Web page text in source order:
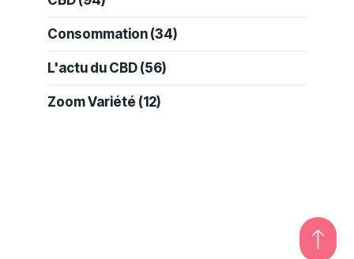
Consommation (34)
L'actu du CBD (56)
Zoom Variété (12)